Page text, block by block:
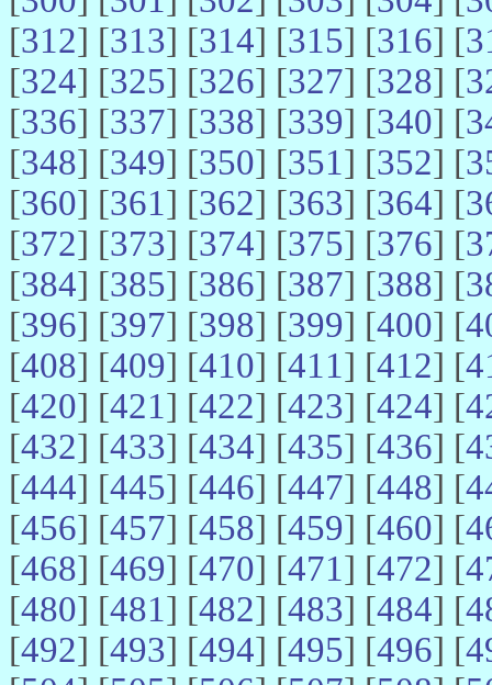
[312] [313] [314] [315] [316] [
[324] [325] [326] [327] [328] [
[336] [337] [338] [339] [340] [
[348] [349] [350] [351] [352] [
[360] [361] [362] [363] [364] [
[372] [373] [374] [375] [376] [
[384] [385] [386] [387] [388] [
[396] [397] [398] [399] [400] [
[408] [409] [410] [411] [412] [
[420] [421] [422] [423] [424] [
[432] [433] [434] [435] [436] [
[444] [445] [446] [447] [448] [
[456] [457] [458] [459] [460] [
[468] [469] [470] [471] [472] [
[480] [481] [482] [483] [484] [
[492] [493] [494] [495] [496] [